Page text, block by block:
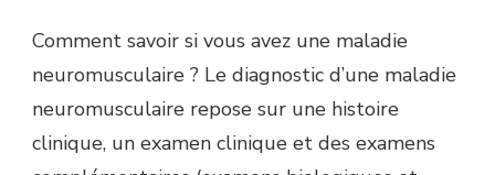
Comment savoir si vous avez une maladie
neuromusculaire ? Le diagnostic d’une maladie
neuromusculaire repose sur une histoire
clinique, un examen clinique et des examens